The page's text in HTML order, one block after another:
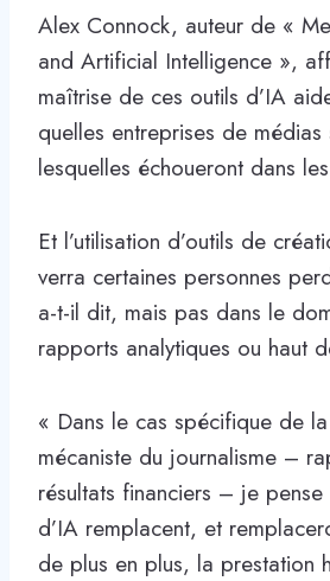
Alex Connock, auteur de «
and Artificial Intelligence »,
maîtrise de ces outils d’IA
quelles entreprises de médias
lesquelles échoueront dans
Et l’utilisation d’outils de
verra certaines personnes
a-t-il dit, mais pas dans le
rapports analytiques ou haut
« Dans le cas spécifique de
mécaniste du journalisme –
résultats financiers – je
d’IA remplacent, et
de plus en plus, la prestation